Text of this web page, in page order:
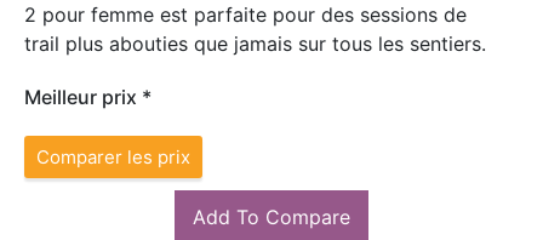
2 pour femme est parfaite pour des sessions de
trail plus abouties que jamais sur tous les sentiers.
Meilleur prix *
Comparer les prix
Add To Compare